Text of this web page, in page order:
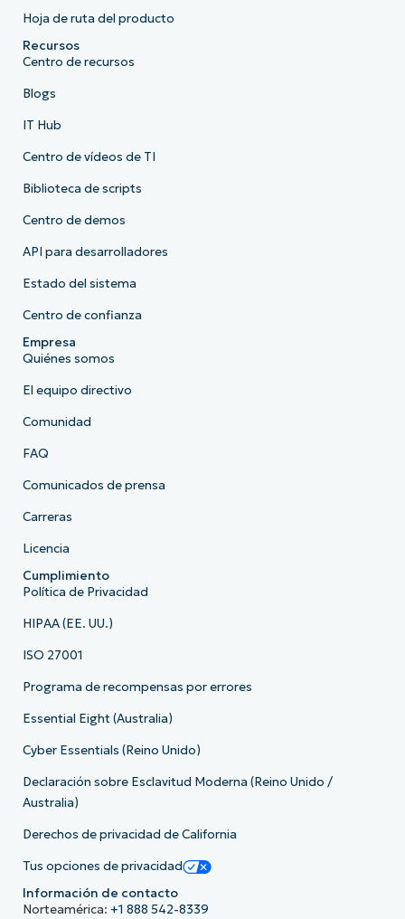
Hoja de ruta del producto
Recursos
Centro de recursos
Blogs
IT Hub
Centro de vídeos de TI
Biblioteca de scripts
Centro de demos
API para desarrolladores
Estado del sistema
Centro de confianza
Empresa
Quiénes somos
El equipo directivo
Comunidad
FAQ
Comunicados de prensa
Carreras
Licencia
Cumplimiento
Política de Privacidad
HIPAA (EE. UU.)
ISO 27001
Programa de recompensas por errores
Essential Eight (Australia)
Cyber Essentials (Reino Unido)
Declaración sobre Esclavitud Moderna (Reino Unido /
Australia)
Derechos de privacidad de California
Tus opciones de privacidad
Información de contacto
Norteamérica: +1 888 542-8339